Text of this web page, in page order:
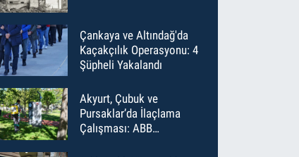
Çankaya ve Altındağ'da
Kaçakçılık Operasyonu: 4
Şüpheli Yakalandı
Akyurt, Çubuk ve
Pursaklar’da İlaçlama
Çalışması: ABB